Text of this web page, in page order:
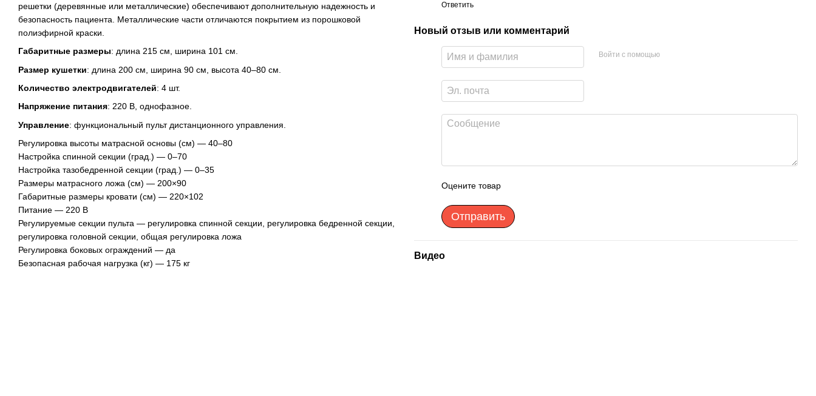
решетки (деревянные или металлические) обеспечивают дополнительную надежность и
безопасность пациента. Металлические части отличаются покрытием из порошковой
полиэфирной краски.
Габаритные размеры: длина 215 см, ширина 101 см.
Размер кушетки: длина 200 см, ширина 90 см, высота 40–80 см.
Количество электродвигателей: 4 шт.
Напряжение питания: 220 В, однофазное.
Управление: функциональный пульт дистанционного управления.
Регулировка высоты матрасной основы (см) — 40–80
Настройка спинной секции (град.) — 0–70
Настройка тазобедренной секции (град.) — 0–35
Размеры матрасного ложа (см) — 200×90
Габаритные размеры кровати (см) — 220×102
Питание — 220 В
Регулируемые секции пульта — регулировка спинной секции, регулировка бедренной секции,
регулировка головной секции, общая регулировка ложа
Регулировка боковых ограждений — да
Безопасная рабочая нагрузка (кг) — 175 кг
Ответить
Новый отзыв или комментарий
Войти с помощью
Оцените товар
Отправить
Видео